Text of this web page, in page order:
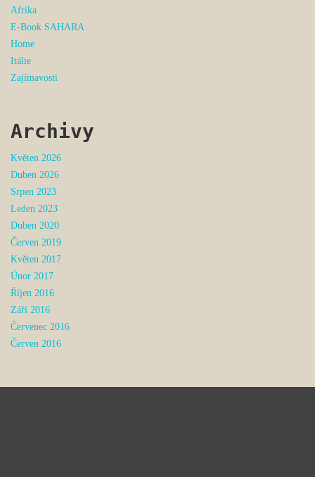
Afrika
E-Book SAHARA
Home
Itálie
Zajímavosti
Archivy
Květen 2026
Duben 2026
Srpen 2023
Leden 2023
Duben 2020
Červen 2019
Květen 2017
Únor 2017
Říjen 2016
Září 2016
Červenec 2016
Červen 2016